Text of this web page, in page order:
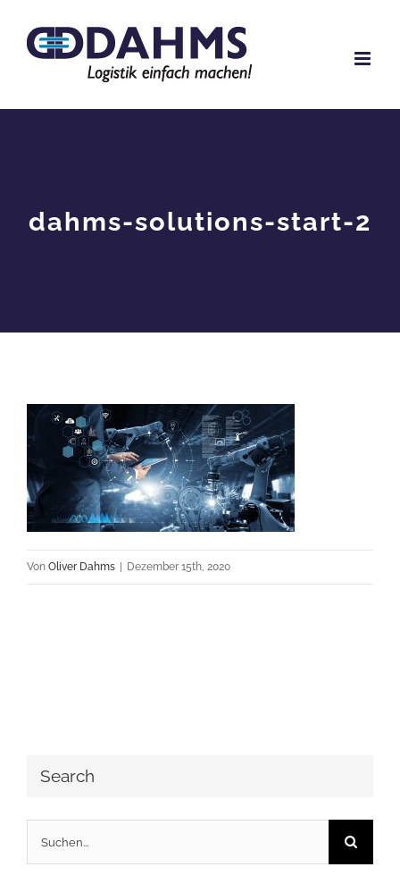
Inhalt
dahms-solutions-start-2
Von Oliver Dahms Dezember 15th, 2020
Search
Suche
nach: